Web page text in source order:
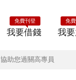
我要借錢
免費刊登
我
免
助您過關高專員